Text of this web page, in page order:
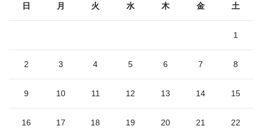
日 月 火 水 木 金 土
1
2 3 4 5 6 7 8
9 10 11 12 13 14 15
16 17 18 19 20 21 22